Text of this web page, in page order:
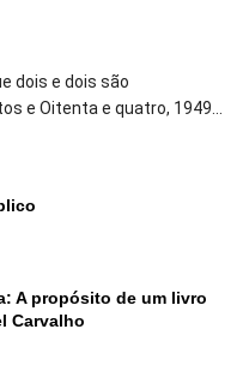
dois e dois são
e Oitenta e quatro, 1949...
A propósito de um livro
Carvalho